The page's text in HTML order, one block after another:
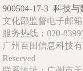
900504-17-3 科技与
文化部监督电子邮
服务热线：020-
广州百田信息科技
Reserved